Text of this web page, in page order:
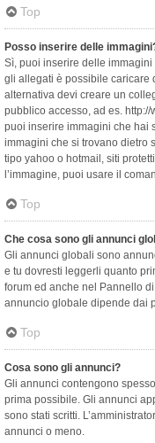
Top
Posso inserire delle
Sì, puoi inserire delle immagini
gli allegati è possibile caricare
alternativa devi creare un
pubblico accesso, ad es.
puoi inserire immagini che hai
immagini che si trovano dietro
tipo yahoo o hotmail, siti
l’immagine, puoi usare il
Top
Che cosa sono gli annunci
Gli annunci globali sono
e tu dovresti leggerli quanto
forum ed anche nel Pannello
annuncio globale dipende dai
Top
Cosa sono gli annunci?
Gli annunci contengono
prima possibile. Gli annunci
sono stati scritti.
annunci o meno.